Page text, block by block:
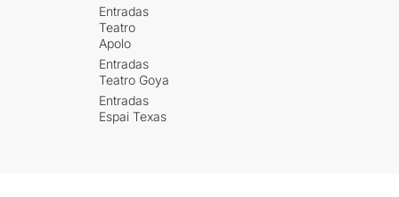
Entradas
Teatro
Apolo
Entradas
Teatro Goya
Entradas
Espai Texas